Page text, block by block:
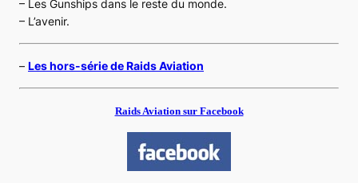
– Les Gunships dans le reste du monde.
– L’avenir.
– Les hors-série de Raids Aviation
Raids Aviation sur Facebook